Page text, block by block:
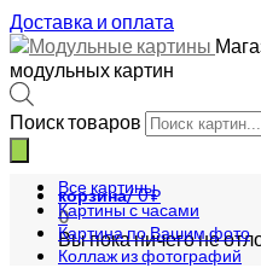
Доставка и оплата
модульных картин
Поиск товаров
корзина/0₽
0
Вы пока ничего не
Все картины
Картины с часами
Картина по Вашим фото
Коллаж из фотографий